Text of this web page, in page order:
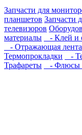
Запчасти для
планшетов Запчасти
телевизоров
материалы
- Клей и
- Отражающая лента
Термопрокладки
-
Трафареты
- Флюсы